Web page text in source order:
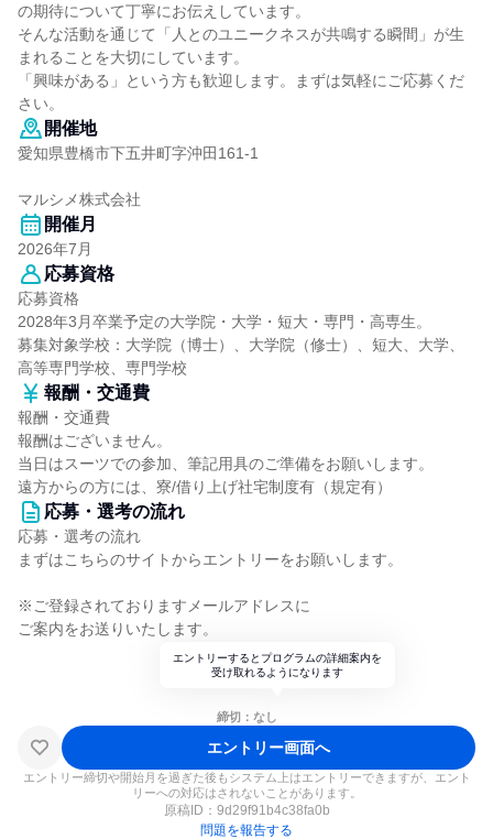
の期待について丁寧にお伝えしています。
そんな活動を通じて「人とのユニークネスが共鳴する瞬間」が生
まれることを大切にしています。
「興味がある」という方も歓迎します。まずは気軽にご応募くだ
さい。
開催地
愛知県豊橋市下五井町字沖田161-1
マルシメ株式会社
開催月
2026年7月
応募資格
応募資格
2028年3月卒業予定の大学院・大学・短大・専門・高専生。
募集対象学校：大学院（博士）、大学院（修士）、短大、大学、
高等専門学校、専門学校
報酬・交通費
報酬・交通費
報酬はございません。
当日はスーツでの参加、筆記用具のご準備をお願いします。
遠方からの方には、寮/借り上げ社宅制度有（規定有）
応募・選考の流れ
応募・選考の流れ
まずはこちらのサイトからエントリーをお願いします。
※ご登録されておりますメールアドレスに
ご案内をお送りいたします。
エントリーするとプログラムの詳細案内を
受け取れるようになります
締切：なし
エントリー画面へ
エントリー締切や開始月を過ぎた後もシステム上はエントリーできますが、エント
リーへの対応はされないことがあります。
原稿ID： 9d29f91b4c38fa0b
問題を報告する